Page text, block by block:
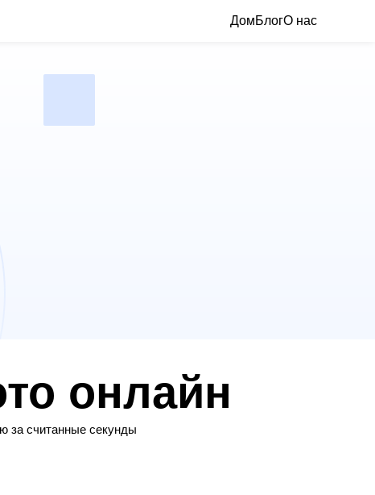
ДомБлогО нас
онлайн
за считанные секунды